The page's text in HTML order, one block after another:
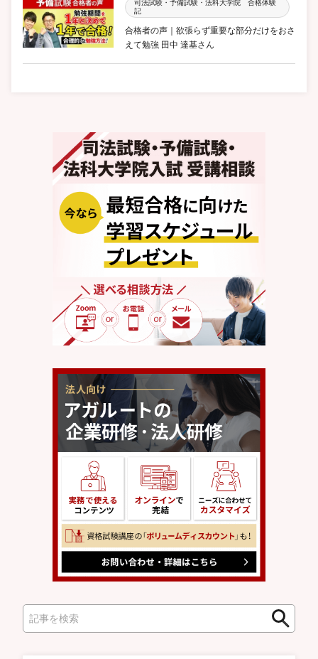
司法試験・予備試験・法科大学院 合格体験
記
合格者の声｜欲張らず重要な部分だけをおさ
えて勉強 田中 達基さん
索
検